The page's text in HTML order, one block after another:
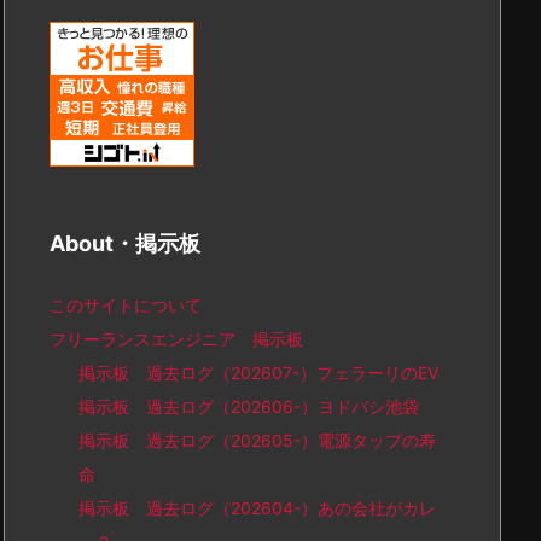
About・掲示板
このサイトについて
フリーランスエンジニア 掲示板
掲示板 過去ログ（202607-）フェラーリのEV
掲示板 過去ログ（202606-）ヨドバシ池袋
掲示板 過去ログ（202605-）電源タップの寿
命
掲示板 過去ログ（202604-）あの会社がカレ